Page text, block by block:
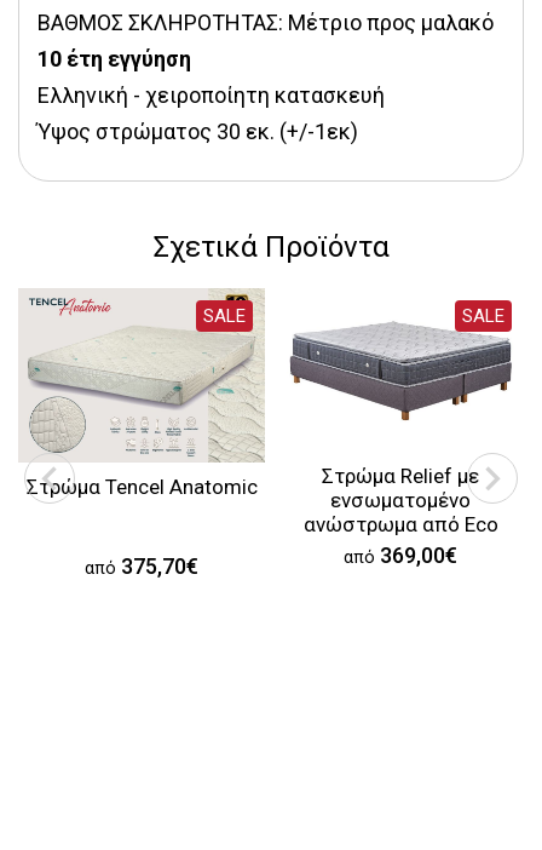
ΒΑΘΜΟΣ ΣΚΛΗΡΟΤΗΤΑΣ: Μέτριο προς μαλακό
10 έτη εγγύηση
Ελληνική - χειροποίητη κατασκευή
Ύψος στρώματος 30 εκ. (+/-1εκ)
Σχετικά Προϊόντα
SALE
Στρώμα Tencel Anatomic
από 375,70€
SALE
Στρώμα Relief με
ενσωματομένο
ανώστρωμα από Eco
Foam
από 369,00€